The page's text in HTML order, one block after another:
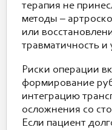
терапия не
методы –
или
травматичность
Риски операции
формирование
интеграцию
осложнения со
Если пациент